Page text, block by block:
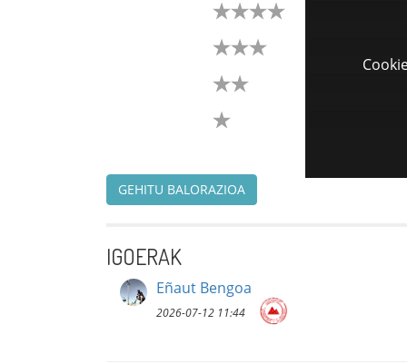
GEHITU BALORAZIOA
IGOERAK
Eñaut Bengoa
2026-07-12 11:44